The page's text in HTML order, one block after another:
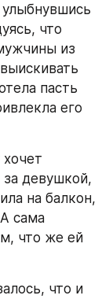
что
из
пасть
его
за девушкой,
на балкон,
сама
что же ей
что и